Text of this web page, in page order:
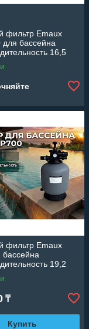
фильтр Emaux
для бассейна
16,5
мм)
фильтр Emaux
бассейна
19,2
мм)
₸
Купить